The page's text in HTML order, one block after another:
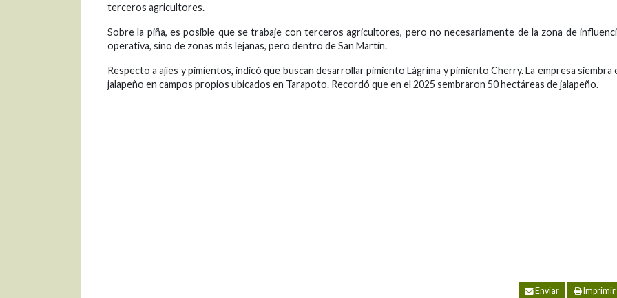
terceros agricultores.
Sobre la piña, es posible que se trabaje con terceros agricultores, pero no necesariamente de la zona de
operativa, sino de zonas más lejanas, pero dentro de San Martín.
Respecto a ajíes y pimientos, indicó que buscan desarrollar pimiento Lágrima y pimiento Cherry. La empresa siembra
jalapeño en campos propios ubicados en Tarapoto. Recordó que en el 2025 sembraron 50 hectáreas de jalapeño.
Enviar Imprimir